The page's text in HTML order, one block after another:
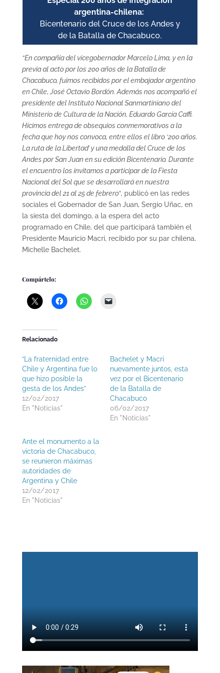
argentina-chilena:
Bicentenario del Cruce de los Andes y
de la Batalla de Chacabuco.
“En compañía del vicegobernador Marcelo Lima, y en la
previa al acto por los 200 años de la Batalla de
Chacabuco, fuimos recibidos por el embajador argentino
en Chile, José Octavio Bordón. Además nos acompañó el
presidente del Instituto Nacional Sanmartiniano del
Ministerio de Cultura de la Nación, Eduardo García Caffi.
Hicimos entrega de obsequios conmemorativos a la
fecha que hoy nos convoca, entre ellos el libro ‘200 años.
La ruta de la Libertad’ y una medalla del Cruce de los
Andes por San Juan en su edición Bicentenario. Durante
el encuentro los invitamos a participar de la Fiesta
Nacional del Sol que se desarrollará en nuestra
provincia del 21 al 25 de febrero“, publicó en las redes
sociales el Gobernador de San Juan, Sergio Uñac, en
la siesta del domingo, a la espera del acto
programado en Chile, del que participará también el
Presidente Mauricio Macri, recibido por su par chilena,
Michelle Bachelet.
Compártelo:
Relacionado
“La fraternidad entre
Chile y Argentina fue lo
que hizo posible la
gesta de los Andes”
12/02/2017
En "Noticias"
Bachelet y Macri
nuevamente juntos, esta
vez por el Bicentenario
de la Batalla de
Chacabuco
06/02/2017
En "Noticias"
Ante el monumento a la
victoria de Chacabuco,
se reunieron máximas
autoridades de
Argentina y Chile
12/02/2017
En "Noticias"